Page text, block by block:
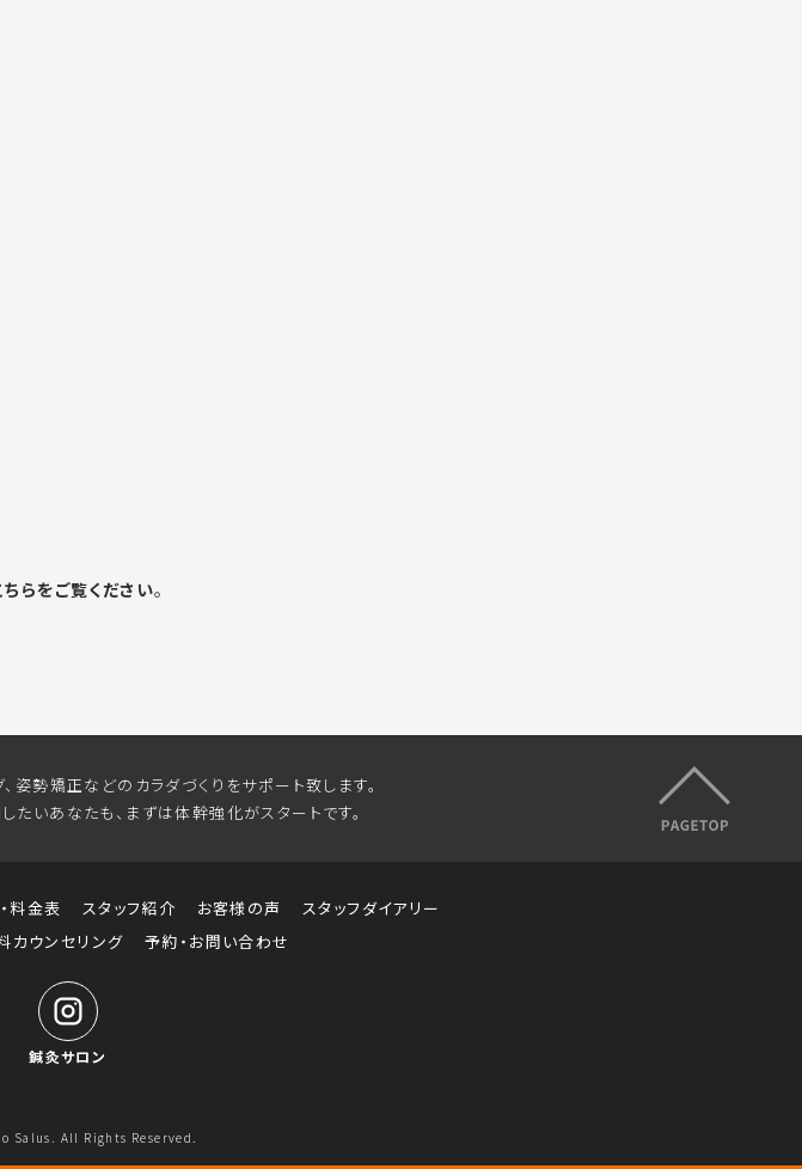
らをご覧ください。
、姿勢矯正などのカラダづくりをサポート致します。
たいあなたも、まずは体幹強化がスタートです。
料金表 スタッフ紹介 お客様の声
スタッフダイアリー
カウンセリング 予約・お問い合わせ
鍼灸サロン
Salus. All Rights Reserved.